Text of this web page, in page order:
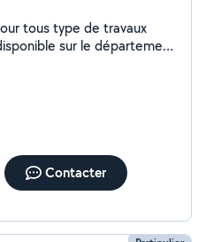
tous type de travaux
sur le département
Contacter